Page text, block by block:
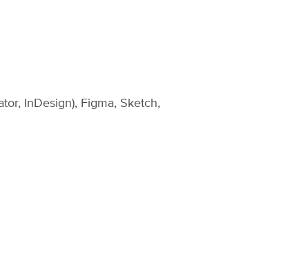
InDesign), Figma, Sketch,